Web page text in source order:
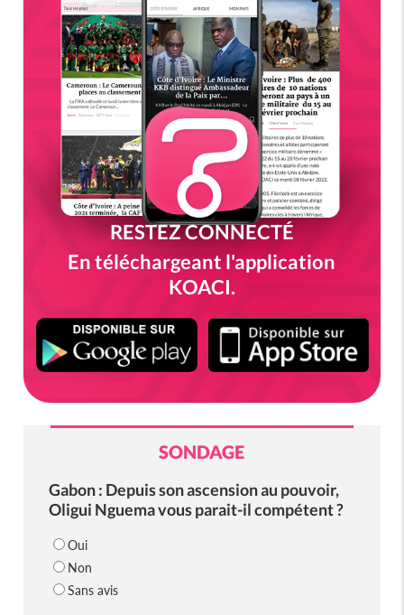
RESTEZ CONNECTÉ
En téléchargeant l'application
KOACI.
SONDAGE
Gabon : Depuis son ascension au pouvoir,
Oligui Nguema vous parait-il compétent ?
Oui
Non
Sans avis